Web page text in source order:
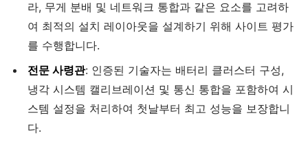
라, 무게 분배 및 네트워크 통합과 같은 요소를 고려하
여 최적의 설치 레이아웃을 설계하기 위해 사이트 평가
를 수행합니다.
전문 사령관: 인증된 기술자는 배터리 클러스터 구성,
냉각 시스템 캘리브레이션 및 통신 통합을 포함하여 시
스템 설정을 처리하여 첫날부터 최고 성능을 보장합니
다.